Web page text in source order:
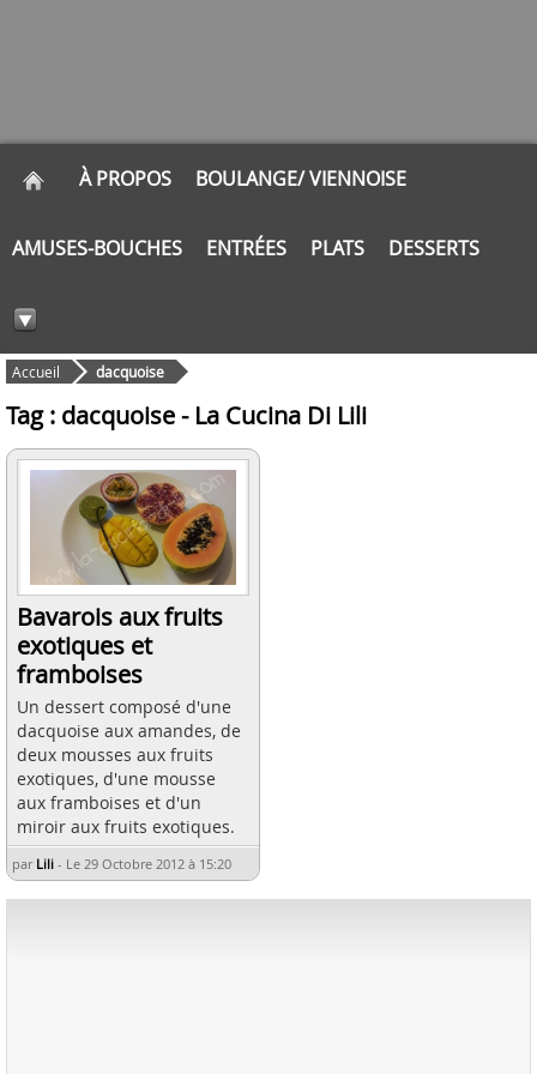
À PROPOS BOULANGE/ VIENNOISE
AMUSES-BOUCHES ENTRÉES PLATS DESSERTS
Accueil dacquoise
Tag : dacquoise - La Cucina Di Lili
Bavarois aux fruits
exotiques et
framboises
Un dessert composé d'une
dacquoise aux amandes, de
deux mousses aux fruits
exotiques, d'une mousse
aux framboises et d'un
miroir aux fruits exotiques.
par Lili - Le 29 Octobre 2012 à 15:20